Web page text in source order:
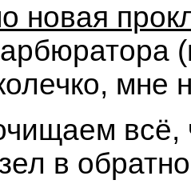
новая
мне
всё,
в